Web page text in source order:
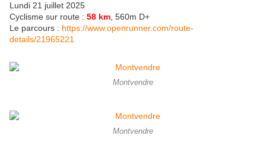
Lundi 21 juillet 2025
Cyclisme sur route : 58 km , 560m D+
Le parcours : https://www.openrunner.com/route-
details/21965221
Montvendre
Montvendre